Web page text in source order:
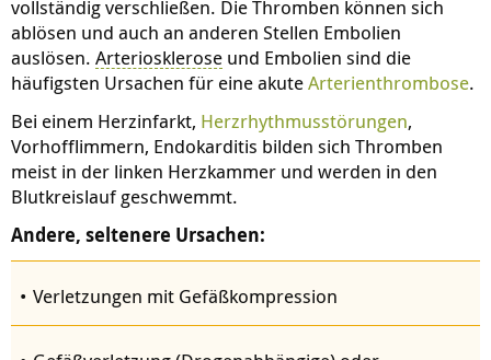
vollständig verschließen. Die Thromben können sich
ablösen und auch an anderen Stellen Embolien
auslösen. Arteriosklerose und Embolien sind die
häufigsten Ursachen für eine akuteArterienthrombose.
Bei einem Herzinfarkt, Herzrhythmusstörungen,
Vorhofflimmern, Endokarditis bilden sich Thromben
meist in der linken Herzkammer und werden in den
Blutkreislauf geschwemmt.
Andere, seltenere Ursachen:
Verletzungen mit Gefäßkompression